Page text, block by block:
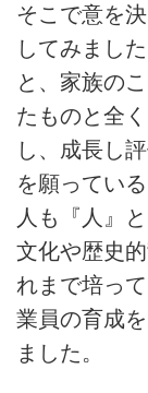
そこで意を
してみまし
と、家族の
たものと全
し、成長し
を願ってい
人も『人』
文化や歴史
れまで培っ
業員の育成
ました。